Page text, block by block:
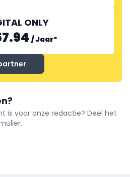
ONLY
/Jaar*
is voor onze redactie? Deel het